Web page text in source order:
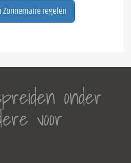
Zonnemaire regelen
onder
voor